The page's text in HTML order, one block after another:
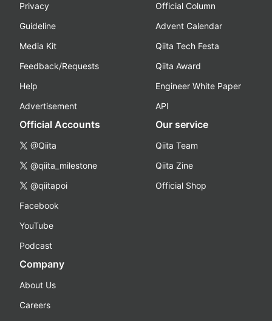
Privacy
Guideline
Media Kit
Feedback/Requests
Help
Advertisement
Official Column
Advent Calendar
Qiita Tech Festa
Qiita Award
Engineer White Paper
API
Official Accounts
@Qiita
@qiita_milestone
@qiitapoi
Facebook
YouTube
Podcast
Our service
Qiita Team
Qiita Zine
Official Shop
Company
About Us
Careers